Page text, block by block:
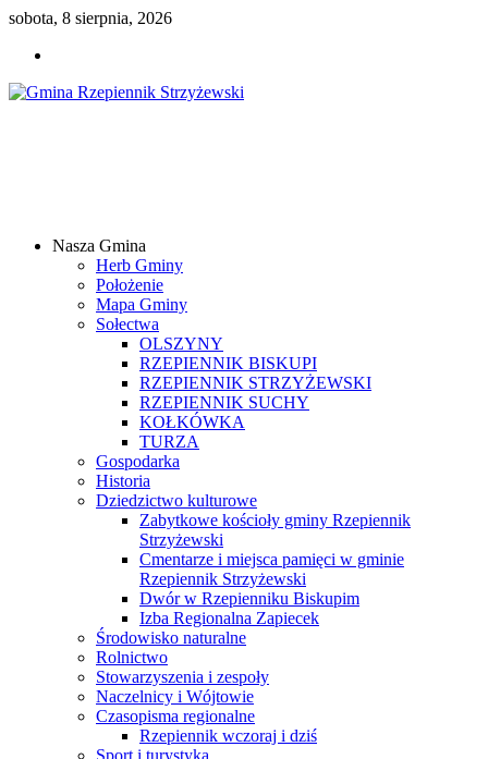
sobota, 8 sierpnia, 2026
Samorządowy
Internetowy
Nasza Gmina
Herb Gminy
Położenie
Mapa Gminy
Sołectwa
OLSZYNY
RZEPIENNIK BISKUPI
RZEPIENNIK STRZYŻEWSKI
RZEPIENNIK SUCHY
KOŁKÓWKA
TURZA
Gospodarka
Historia
Dziedzictwo kulturowe
Zabytkowe kościoły gminy Rzepiennik
Strzyżewski
Cmentarze i miejsca pamięci w gminie
Rzepiennik Strzyżewski
Dwór w Rzepienniku Biskupim
Izba Regionalna Zapiecek
Środowisko naturalne
Rolnictwo
Stowarzyszenia i zespoły
Naczelnicy i Wójtowie
Czasopisma regionalne
Rzepiennik wczoraj i dziś